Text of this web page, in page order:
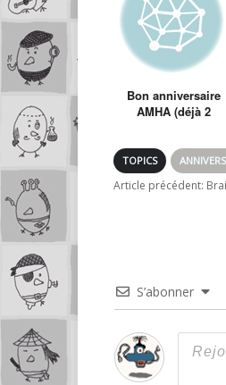
Bon anniversaire
AMHA (déjà 2
TOPICS
Article précédent:
S’abonner